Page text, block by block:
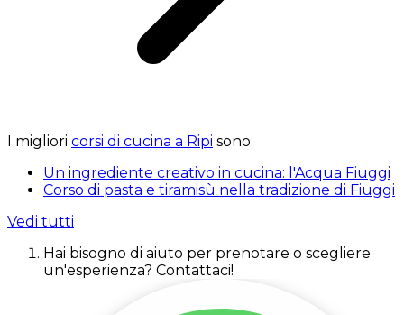
I migliori corsi di cucina a Ripi sono:
Un ingrediente creativo in cucina: l'Acqua Fiuggi
Corso di pasta e tiramisù nella tradizione di Fiuggi
Vedi tutti
Hai bisogno di aiuto per prenotare o scegliere
un'esperienza? Contattaci!